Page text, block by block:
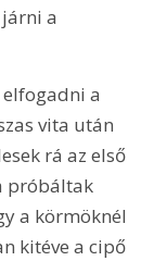
a
a
vita után
rá az első
próbáltak
a körmöknél
kitéve a cipő